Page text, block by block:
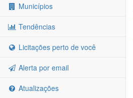
Municípios
Tendências
Licitações perto de você
Alerta por email
Atualizações